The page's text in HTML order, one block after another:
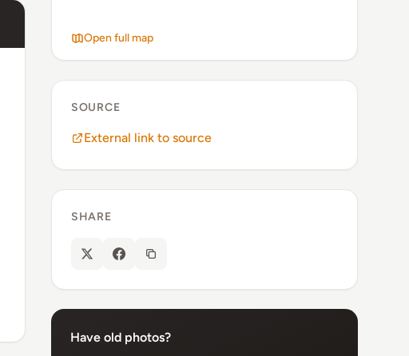
Open full map
SOURCE
External link to source
SHARE
Have old photos?